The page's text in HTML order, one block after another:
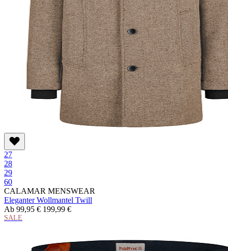
27
28
29
60
CALAMAR MENSWEAR
Eleganter Wollmantel Twill
Ab 99,95 € 199,99 €
SALE